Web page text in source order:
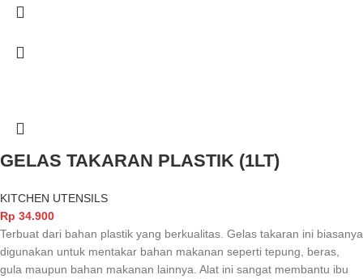
GELAS TAKARAN PLASTIK (1LT)
KITCHEN UTENSILS
Rp 34.900
Terbuat dari bahan plastik yang berkualitas. Gelas takaran ini biasanya
digunakan untuk mentakar bahan makanan seperti tepung, beras,
gula maupun bahan makanan lainnya. Alat ini sangat membantu ibu